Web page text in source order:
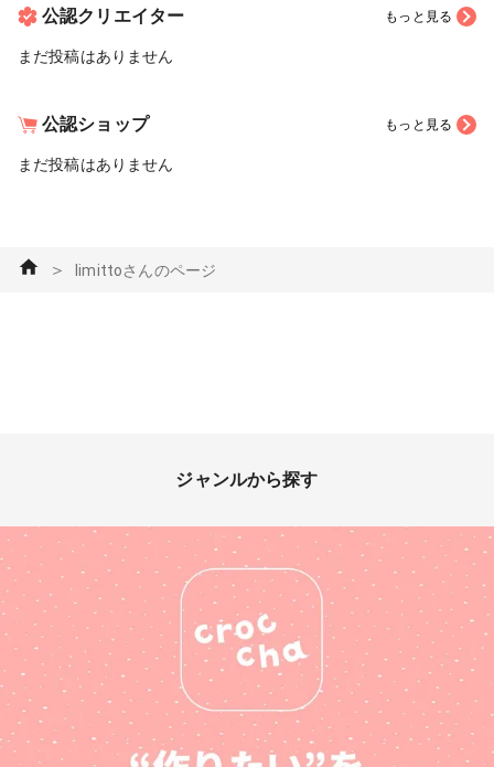
公認クリエイター もっと見る
まだ投稿はありません
公認ショップ もっと見る
まだ投稿はありません
＞ limittoさんのページ
ジャンルから探す